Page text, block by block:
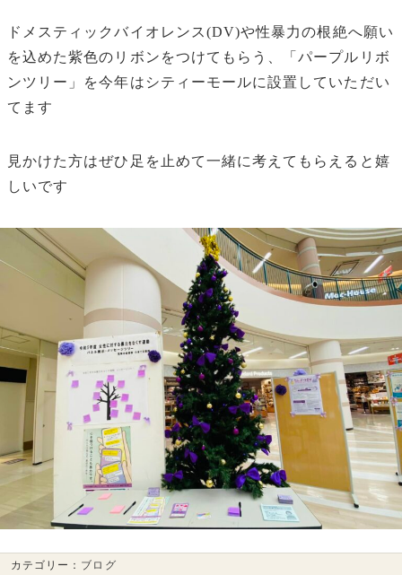
ドメスティックバイオレンス(DV)や性暴力の根絶へ願い
を込めた紫色のリボンをつけてもらう、「パープルリボ
ンツリー」を今年はシティーモールに設置していただい
てます
見かけた方はぜひ足を止めて一緒に考えてもらえると嬉
しいです
カテゴリー： ブログ